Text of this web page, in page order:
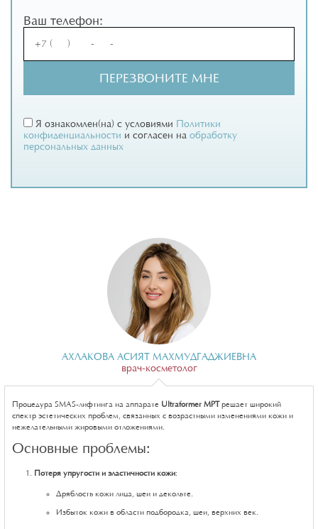
Ваш телефон:
Я ознакомлен(на) с условиями Политики
конфиденциальности и согласен на обработку
персональных данных
АХЛАКОВА АСИЯТ МАХМУДГАДЖИЕВНА
врач-косметолог
Процедура SMAS-лифтинга на аппарате Ultraformer MPTрешает широкий
спектр эстетических проблем, связанных с возрастными изменениями кожи и
нежелательными жировыми отложениями.
Основные проблемы:
Потеря упругости и эластичности кожи:
Дряблость кожи лица, шеи и декольте.
Избыток кожи в области подбородка, шеи, верхних век.